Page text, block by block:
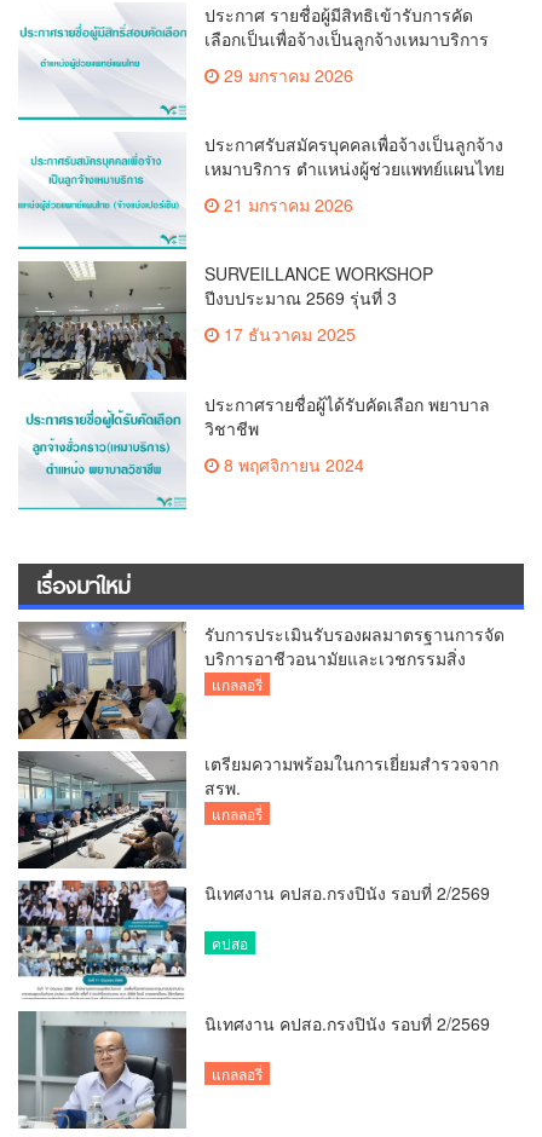
ประกาศ รายชื่อผู้มีสิทธิเข้ารับการคัด
เลือกเป็นเพื่อจ้างเป็นลูกจ้างเหมาบริการ
เปอร์เซ็น)
29 มกราคม 2026
ประกาศรับสมัครบุคคลเพื่อจ้างเป็นลูกจ้าง
เหมาบริการ ตำแหน่งผู้ช่วยแพทย์แผนไทย
21 มกราคม 2026
SURVEILLANCE WORKSHOP
ปีงบประมาณ 2569 รุ่นที่ 3
17 ธันวาคม 2025
ประกาศรายชื่อผู้ได้รับคัดเลือก พยาบาล
วิชาชีพ
8 พฤศจิกายน 2024
เรื่องมาใหม่
รับการประเมินรับรองผลมาตรฐานการจัด
บริการอาชีวอนามัยและเวชกรรมสิ่ง
แวดล้อม
แกลลอรี่
เตรียมความพร้อมในการเยี่ยมสำรวจจาก
สรพ.
แกลลอรี่
นิเทศงาน คปสอ.กรงปินัง รอบที่ 2/2569
คปสอ
นิเทศงาน คปสอ.กรงปินัง รอบที่ 2/2569
แกลลอรี่